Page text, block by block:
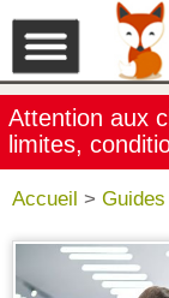
Attention aux
limites,
Accueil >